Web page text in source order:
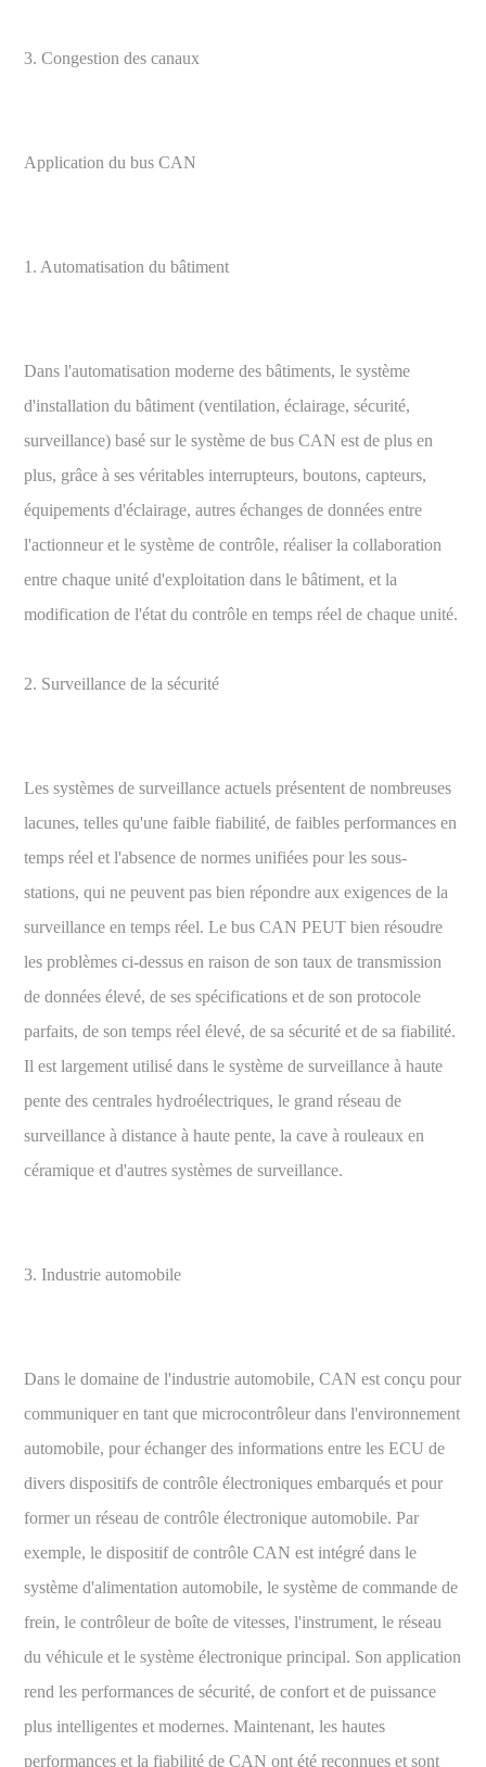
3. Congestion des canaux
Application du bus CAN
1. Automatisation du bâtiment
Dans l'automatisation moderne des bâtiments, le système
d'installation du bâtiment (ventilation, éclairage, sécurité,
surveillance) basé sur le système de bus CAN est de plus en
plus, grâce à ses véritables interrupteurs, boutons, capteurs,
équipements d'éclairage, autres échanges de données entre
l'actionneur et le système de contrôle, réaliser la collaboration
entre chaque unité d'exploitation dans le bâtiment, et la
modification de l'état du contrôle en temps réel de chaque unité.
2. Surveillance de la sécurité
Les systèmes de surveillance actuels présentent de nombreuses
lacunes, telles qu'une faible fiabilité, de faibles performances en
temps réel et l'absence de normes unifiées pour les sous-
stations, qui ne peuvent pas bien répondre aux exigences de la
surveillance en temps réel. Le bus CAN PEUT bien résoudre
les problèmes ci-dessus en raison de son taux de transmission
de données élevé, de ses spécifications et de son protocole
parfaits, de son temps réel élevé, de sa sécurité et de sa fiabilité.
Il est largement utilisé dans le système de surveillance à haute
pente des centrales hydroélectriques, le grand réseau de
surveillance à distance à haute pente, la cave à rouleaux en
céramique et d'autres systèmes de surveillance.
3. Industrie automobile
Dans le domaine de l'industrie automobile, CAN est conçu pour
communiquer en tant que microcontrôleur dans l'environnement
automobile, pour échanger des informations entre les ECU de
divers dispositifs de contrôle électroniques embarqués et pour
former un réseau de contrôle électronique automobile. Par
exemple, le dispositif de contrôle CAN est intégré dans le
système d'alimentation automobile, le système de commande de
frein, le contrôleur de boîte de vitesses, l'instrument, le réseau
du véhicule et le système électronique principal. Son application
rend les performances de sécurité, de confort et de puissance
plus intelligentes et modernes. Maintenant, les hautes
performances et la fiabilité de CAN ont été reconnues et sont